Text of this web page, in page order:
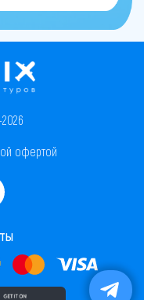
офертой
Скачать приложение в PlayMarket